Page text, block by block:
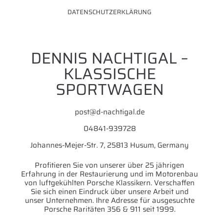
DATENSCHUTZERKLÄRUNG
DENNIS NACHTIGAL –
KLASSISCHE
SPORTWAGEN
post@d-nachtigal.de
04841-939728
Johannes-Mejer-Str. 7, 25813 Husum, Germany
Profitieren Sie von unserer über 25 jährigen
Erfahrung in der Restaurierung und im Motorenbau
von luftgekühlten Porsche Klassikern. Verschaffen
Sie sich einen Eindruck über unsere Arbeit und
unser Unternehmen. Ihre Adresse für ausgesuchte
Porsche Raritäten 356 & 911 seit 1999.